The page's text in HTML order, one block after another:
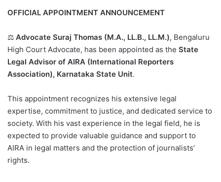
OFFICIAL APPOINTMENT ANNOUNCEMENT
⚖️ Advocate Suraj Thomas (M.A., LL.B., LL.M.), Bengaluru
High Court Advocate, has been appointed as the State
Legal Advisor of AIRA (International Reporters
Association), Karnataka State Unit.
This appointment recognizes his extensive legal
expertise, commitment to justice, and dedicated service to
society. With his vast experience in the legal field, he is
expected to provide valuable guidance and support to
AIRA in legal matters and the protection of journalists’
rights.